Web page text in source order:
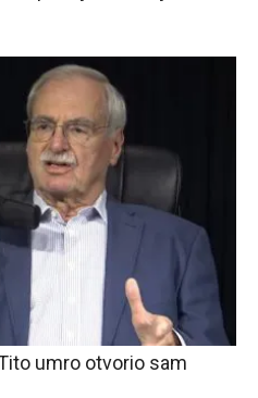
umro otvorio sam